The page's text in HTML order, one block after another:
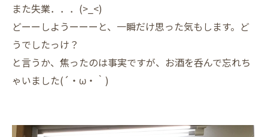
また失業．．．(>_<)
どーーしようーーーと、一瞬だけ思った気もします。ど
うでしたっけ？
と言うか、焦ったのは事実ですが、お酒を呑んで忘れち
ゃいました(´・ω・｀)